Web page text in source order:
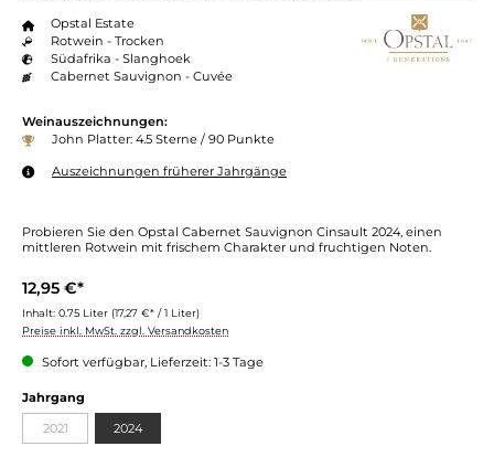
Opstal Estate
Rotwein - Trocken
Südafrika - Slanghoek
Cabernet Sauvignon - Cuvée
Weinauszeichnungen:
John Platter: 4.5 Sterne / 90 Punkte
Auszeichnungen früherer Jahrgänge
Probieren Sie den Opstal Cabernet Sauvignon Cinsault 2024, einen
mittleren Rotwein mit frischem Charakter und fruchtigen Noten.
12,95 €*
Inhalt: 0.75 Liter (17,27 €* / 1 Liter)
Preise inkl. MwSt. zzgl. Versandkosten
Sofort verfügbar, Lieferzeit: 1-3 Tage
Jahrgang
2021 2024